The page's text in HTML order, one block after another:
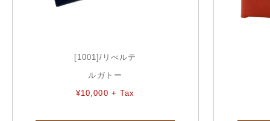
[1001]/リべルテ
ルガトー
¥10,000 + Tax